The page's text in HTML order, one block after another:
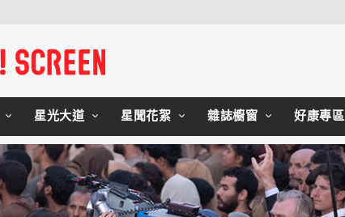
星光大道 星聞花絮 雜誌櫥窗 好康專區